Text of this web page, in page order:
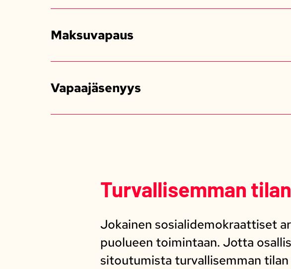
Maksuvapaus
Vapaajäsenyys
Turvallisemman
Jokainen sosialidemokraattiset
puolueen toimintaan. Jotta
sitoutumista turvallisemman